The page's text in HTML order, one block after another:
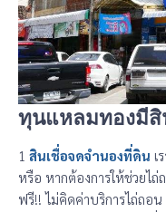
ทุนแหลมทองมีสิ
1 สินเชื่อจดจำนองที่ดิน เ
หรือ หากต้องการให้ช่วยไถ่
ฟรี!! ไม่คิดค่าบริการไถ่ถอ